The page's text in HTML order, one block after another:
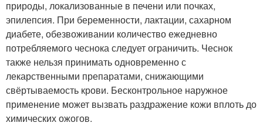
природы, локализованные в печени или почках,
эпилепсия. При беременности, лактации, сахарном
диабете, обезвоживании количество ежедневно
потребляемого чеснока следует ограничить. Чеснок
также нельзя принимать одновременно с
лекарственными препаратами, снижающими
свёртываемость крови. Бесконтрольное наружное
применение может вызвать раздражение кожи вплоть до
химических ожогов.